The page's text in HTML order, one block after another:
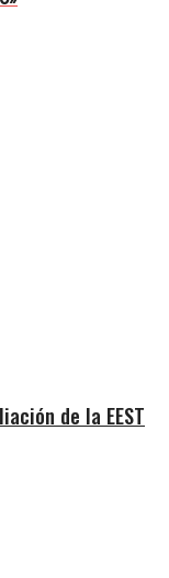
de la EEST